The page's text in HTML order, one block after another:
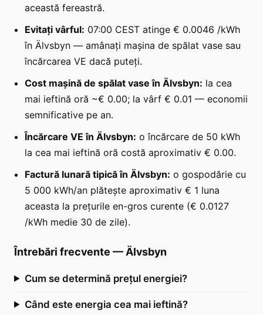
această fereastră.
Evitați vârful: 07:00 CEST atinge € 0.0046 /kWh
în Älvsbyn — amânați mașina de spălat vase sau
încărcarea VE dacă puteți.
Cost mașină de spălat vase în Älvsbyn: la cea
mai ieftină oră ~€ 0.00; la vârf € 0.01 — economii
semnificative pe an.
Încărcare VE în Älvsbyn: o încărcare de 50 kWh
la cea mai ieftină oră costă aproximativ € 0.00.
Factură lunară tipică în Älvsbyn: o gospodărie cu
5 000 kWh/an plătește aproximativ € 1 luna
aceasta la prețurile en-gros curente (€ 0.0127
/kWh medie 30 de zile).
Întrebări frecvente — Älvsbyn
Cum se determină prețul energiei?
Când este energia cea mai ieftină?